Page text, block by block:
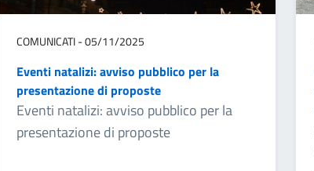
COMUNICATI - 05/11/2025
Eventi natalizi: avviso pubblico per la
presentazione di proposte
Eventi natalizi: avviso pubblico per la
presentazione di proposte